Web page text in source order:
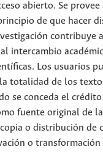
abierto. Se provee
de que hacer
contribuye
intercambio
Los usuarios
totalidad de los
se conceda el
fuente original de
o distribución de
o transformación